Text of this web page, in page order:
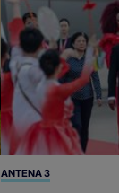
ANTENA 3